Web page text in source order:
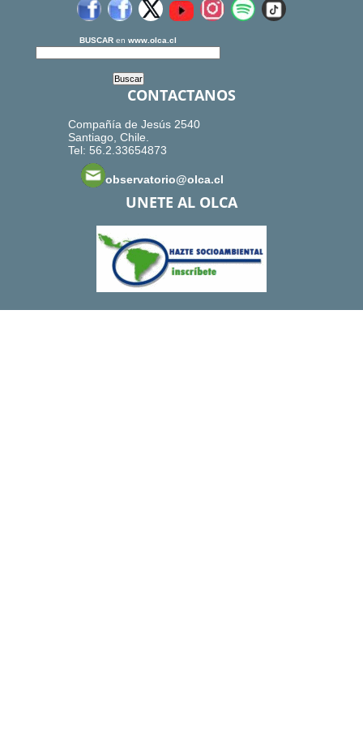
BUSCAR en www.olca.cl
CONTACTANOS
Compañía de Jesús 2540
Santiago, Chile.
Tel: 56.2.33654873
observatorio@olca.cl
UNETE AL OLCA